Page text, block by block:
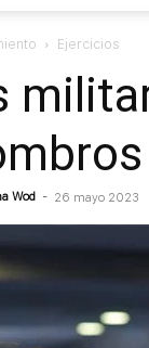
Ejercicios
Wod - 26 mayo 2023